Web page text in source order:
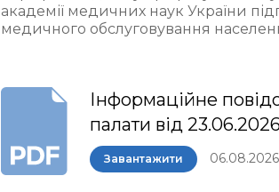
академії медичних наук України
медичного обслуговування
Інформаційне
палати від
Завантажити 06.08.2026